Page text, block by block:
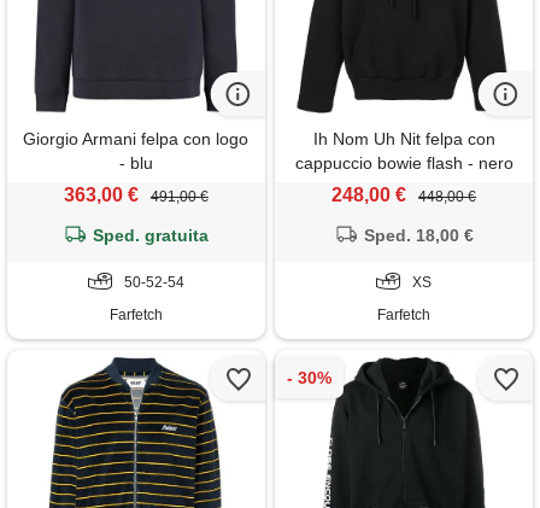
Giorgio Armani felpa con logo
- blu
363,00 € 491,00 €
Sped. gratuita
50-52-54
Farfetch
Ih Nom Uh Nit felpa con
cappuccio bowie flash - nero
248,00 € 448,00 €
Sped. 18,00 €
XS
Farfetch